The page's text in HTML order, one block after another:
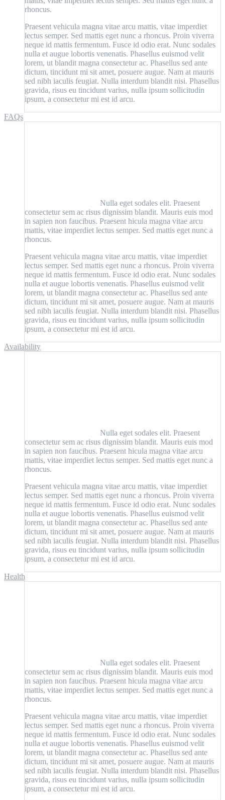
rhoncus.
Praesent vehicula magna vitae arcu mattis, vitae imperdiet
lectus semper. Sed mattis eget nunc a rhoncus. Proin viverra
neque id mattis fermentum. Fusce id odio erat. Nunc sodales
nulla et augue lobortis venenatis. Phasellus euismod velit
lorem, ut blandit magna consectetur ac. Phasellus sed ante
dictum, tincidunt mi sit amet, posuere augue. Nam at mauris
sed nibh iaculis feugiat. Nulla interdum blandit nisi. Phasellus
gravida, risus eu tincidunt varius, nulla ipsum sollicitudin
ipsum, a consectetur mi est id arcu.
FAQs
Nulla eget sodales elit. Praesent
consectetur sem ac risus dignissim blandit. Mauris euis mod
in sapien non faucibus. Praesent hicula magna vitae arcu
mattis, vitae imperdiet lectus semper. Sed mattis eget nunc a
rhoncus.
Praesent vehicula magna vitae arcu mattis, vitae imperdiet
lectus semper. Sed mattis eget nunc a rhoncus. Proin viverra
neque id mattis fermentum. Fusce id odio erat. Nunc sodales
nulla et augue lobortis venenatis. Phasellus euismod velit
lorem, ut blandit magna consectetur ac. Phasellus sed ante
dictum, tincidunt mi sit amet, posuere augue. Nam at mauris
sed nibh iaculis feugiat. Nulla interdum blandit nisi. Phasellus
gravida, risus eu tincidunt varius, nulla ipsum sollicitudin
ipsum, a consectetur mi est id arcu.
Availability
Nulla eget sodales elit. Praesent
consectetur sem ac risus dignissim blandit. Mauris euis mod
in sapien non faucibus. Praesent hicula magna vitae arcu
mattis, vitae imperdiet lectus semper. Sed mattis eget nunc a
rhoncus.
Praesent vehicula magna vitae arcu mattis, vitae imperdiet
lectus semper. Sed mattis eget nunc a rhoncus. Proin viverra
neque id mattis fermentum. Fusce id odio erat. Nunc sodales
nulla et augue lobortis venenatis. Phasellus euismod velit
lorem, ut blandit magna consectetur ac. Phasellus sed ante
dictum, tincidunt mi sit amet, posuere augue. Nam at mauris
sed nibh iaculis feugiat. Nulla interdum blandit nisi. Phasellus
gravida, risus eu tincidunt varius, nulla ipsum sollicitudin
ipsum, a consectetur mi est id arcu.
Health
Nulla eget sodales elit. Praesent
consectetur sem ac risus dignissim blandit. Mauris euis mod
in sapien non faucibus. Praesent hicula magna vitae arcu
mattis, vitae imperdiet lectus semper. Sed mattis eget nunc a
rhoncus.
Praesent vehicula magna vitae arcu mattis, vitae imperdiet
lectus semper. Sed mattis eget nunc a rhoncus. Proin viverra
neque id mattis fermentum. Fusce id odio erat. Nunc sodales
nulla et augue lobortis venenatis. Phasellus euismod velit
lorem, ut blandit magna consectetur ac. Phasellus sed ante
dictum, tincidunt mi sit amet, posuere augue. Nam at mauris
sed nibh iaculis feugiat. Nulla interdum blandit nisi. Phasellus
gravida, risus eu tincidunt varius, nulla ipsum sollicitudin
ipsum, a consectetur mi est id arcu.